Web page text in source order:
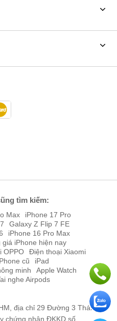
vô cùng thoải mái.
nhìn đầu tiên như một chiếc
bên trong sẽ được tích hợp
biệt sẽ là người bạn đồng hành
tìm kiếm:
Max
iPhone 17 Pro
Galaxy Z Flip 7 FE
iPhone 16 Pro Max
giá iPhone hiện nay
OPPO
Điện thoại Xiaomi
cũ
iPad
minh
Apple Watch
nghe Airpods
địa chỉ 29 Đường 3 Tháng 2,
chứng nhận ĐKKD số